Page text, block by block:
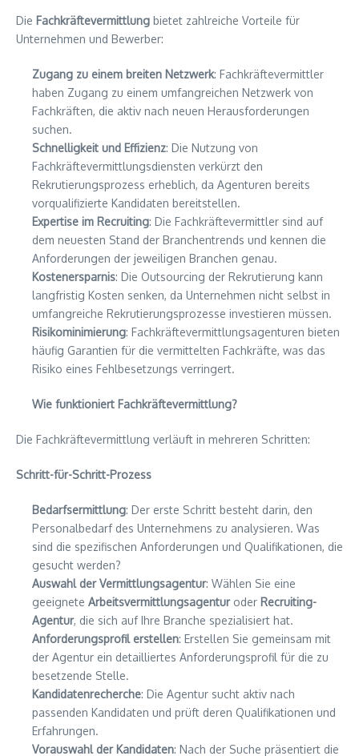
Die Fachkräftevermittlung bietet zahlreiche Vorteile für
Unternehmen und Bewerber:
Zugang zu einem breiten Netzwerk: Fachkräftevermittler
haben Zugang zu einem umfangreichen Netzwerk von
Fachkräften, die aktiv nach neuen Herausforderungen
suchen.
Schnelligkeit und Effizienz: Die Nutzung von
Fachkräftevermittlungsdiensten verkürzt den
Rekrutierungsprozess erheblich, da Agenturen bereits
vorqualifizierte Kandidaten bereitstellen.
Expertise im Recruiting: Die Fachkräftevermittler sind auf
dem neuesten Stand der Branchentrends und kennen die
Anforderungen der jeweiligen Branchen genau.
Kostenersparnis: Die Outsourcing der Rekrutierung kann
langfristig Kosten senken, da Unternehmen nicht selbst in
umfangreiche Rekrutierungsprozesse investieren müssen.
Risikominimierung: Fachkräftevermittlungsagenturen bieten
häufig Garantien für die vermittelten Fachkräfte, was das
Risiko eines Fehlbesetzungs verringert.
Wie funktioniert Fachkräftevermittlung?
Die Fachkräftevermittlung verläuft in mehreren Schritten:
Schritt-für-Schritt-Prozess
Bedarfsermittlung: Der erste Schritt besteht darin, den
Personalbedarf des Unternehmens zu analysieren. Was
sind die spezifischen Anforderungen und Qualifikationen, die
gesucht werden?
Auswahl der Vermittlungsagentur: Wählen Sie eine
geeignete Arbeitsvermittlungsagenturoder Recruiting-
Agentur, die sich auf Ihre Branche spezialisiert hat.
Anforderungsprofil erstellen: Erstellen Sie gemeinsam mit
der Agentur ein detailliertes Anforderungsprofil für die zu
besetzende Stelle.
Kandidatenrecherche: Die Agentur sucht aktiv nach
passenden Kandidaten und prüft deren Qualifikationen und
Erfahrungen.
Vorauswahl der Kandidaten: Nach der Suche präsentiert die